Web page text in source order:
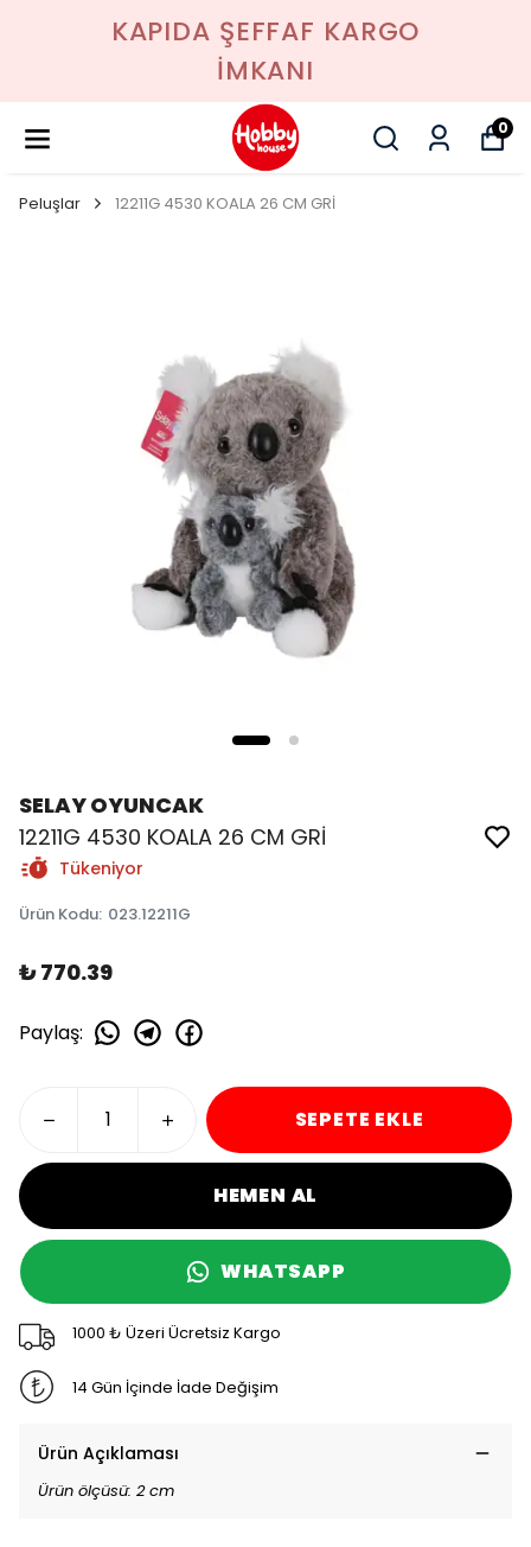
KAPIDA ŞEFFAF KARGO
İMKANI
0
Peluşlar 12211G 4530 KOALA 26 CM GRİ
SELAY OYUNCAK
12211G 4530 KOALA 26 CM GRİ
Tükeniyor
Ürün Kodu: 023.12211G
₺ 770.39
Paylaş:
SEPETE EKLE
HEMEN AL
WHATSAPP
1000 ₺ Üzeri Ücretsiz Kargo
14 Gün İçinde İade Değişim
Ürün Açıklaması
Ürün ölçüsü: 2 cm